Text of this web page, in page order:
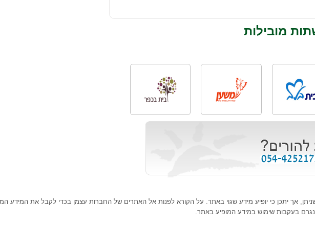
מובילות
אך יתכן כי יופיע מידע שגוי באתר. על הקורא לפנות אל האתרים של החברות עצמן בכדי לקבל את המידע
בעקבות שימוש במידע המופיע באתר.